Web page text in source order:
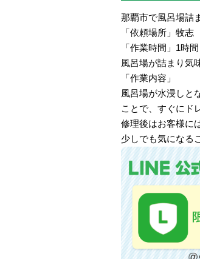
那覇市で風呂場詰
「依頼場所」牧志
「作業時間」1時間
風呂場が詰まり気
「作業内容」
風呂場が水浸しと
ことで、すぐにド
修理後はお客様に
少しでも気になる